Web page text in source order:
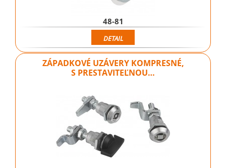
48-81
DETAIL
ZÁPADKOVÉ UZÁVERY KOMPRESNÉ,
S PRESTAVITEĽNOU…